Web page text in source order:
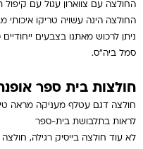
החולצה עם צווארון עגול עם קיפול
החולצה הינה עשויה טריקו איכותי מבד 100%
ניתן לרכוש מאתנו בצבעים
סמל ביה”ס.
חולצות בית ספר
חולצה דגם עטלף מעניקה מראה
לראות בתלבושת בית-ספר
לא עוד חולצה בייסיק רגילה,